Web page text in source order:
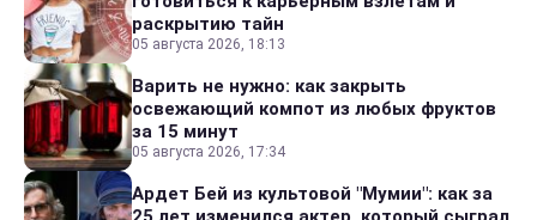
раскрытию тайн
05 августа 2026, 18:13
Варить не нужно: как закрыть
освежающий компот из любых фруктов
за 15 минут
05 августа 2026, 17:34
Ардет Бей из культовой "Мумии": как за